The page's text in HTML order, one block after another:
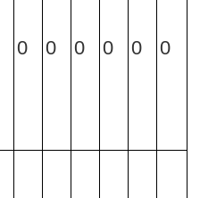
0 0 0 0 0 0